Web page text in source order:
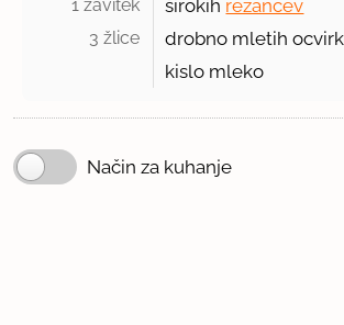
1 zavitek širokih rezancev
3 žlice
drobno mletih
kislo mleko
Način za kuhanje